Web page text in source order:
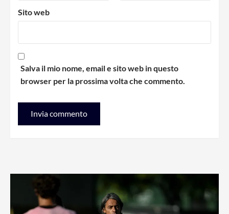
Sito web
Salva il mio nome, email e sito web in questo
browser per la prossima volta che commento.